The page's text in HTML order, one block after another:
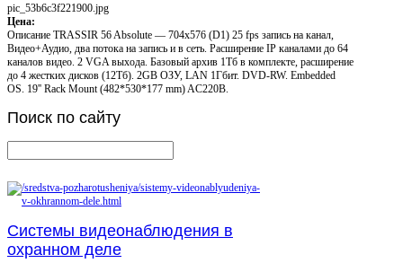
pic_53b6c3f221900.jpg
Цена:
Описание TRASSIR 56 Absolute — 704x576 (D1) 25 fps запись на канал,
Видео+Аудио, два потока на запись и в сеть. Расширение IP каналами до 64
каналов видео. 2 VGA выхода. Базовый архив 1Тб в комплекте, расширение
до 4 жестких дисков (12Тб). 2GB ОЗУ, LAN 1Гбит. DVD-RW. Embedded
OS. 19'' Rack Mount (482*530*177 mm) AC220B.
Поиск по сайту
Системы видеонаблюдения в
охранном деле